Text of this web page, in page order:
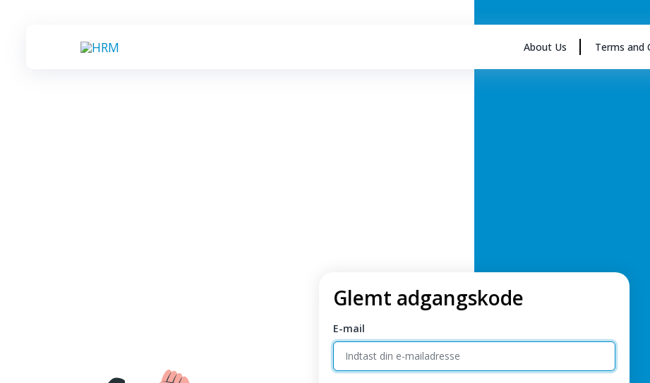
About Us Terms and
Glemt adgangskode
E-mail